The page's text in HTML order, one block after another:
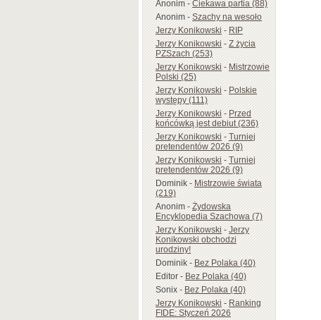
Anonim-Ciekawa partia (88)
Anonim-Szachy na wesoło
Jerzy Konikowski-RIP
Jerzy Konikowski-Z życia
PZSzach (253)
Jerzy Konikowski-Mistrzowie
Polski (25)
Jerzy Konikowski-Polskie
występy (111)
Jerzy Konikowski-Przed
końcówką jest debiut (236)
Jerzy Konikowski-Turniej
pretendentów 2026 (9)
Jerzy Konikowski-Turniej
pretendentów 2026 (9)
Dominik-Mistrzowie świata
(219)
Anonim-Żydowska
Encyklopedia Szachowa (7)
Jerzy Konikowski-Jerzy
Konikowski obchodzi
urodziny!
Dominik-Bez Polaka (40)
Editor-Bez Polaka (40)
Sonix-Bez Polaka (40)
Jerzy Konikowski-Ranking
FIDE: Styczeń 2026